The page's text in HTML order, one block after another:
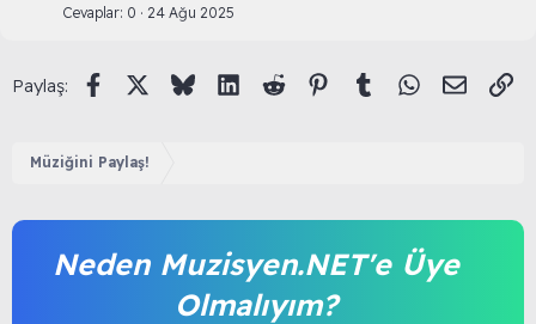
Cevaplar 0 24 Ağu 2025
Paylaş: FacebookX (Twitter)
BlueskyLinkedIn
Reddit PinterestTumblr WhatsApp
E-posta
Müziğini Paylaş!
Neden Muzisyen.NET'e Üye
Olmalıyım?